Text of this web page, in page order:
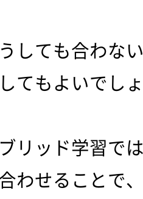
しても合わな
てもよいでし
リッド学習で
わせることで